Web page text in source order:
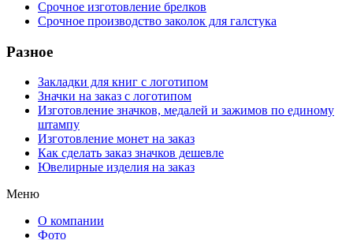
Срочное изготовление брелков
Срочное производство заколок для галстука
Разное
Закладки для книг с логотипом
Значки на заказ с логотипом
Изготовление значков, медалей и зажимов по единому
штампу
Изготовление монет на заказ
Как сделать заказ значков дешевле
Ювелирные изделия на заказ
Меню
О компании
Фото